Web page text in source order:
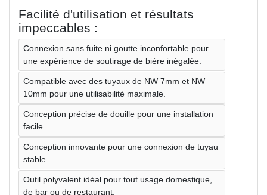
Facilité d'utilisation et résultats
impeccables :
Connexion sans fuite ni goutte inconfortable pour
une expérience de soutirage de bière inégalée.
Compatible avec des tuyaux de NW 7mm et NW
10mm pour une utilisabilité maximale.
Conception précise de douille pour une installation
facile.
Conception innovante pour une connexion de tuyau
stable.
Outil polyvalent idéal pour tout usage domestique,
de bar ou de restaurant.